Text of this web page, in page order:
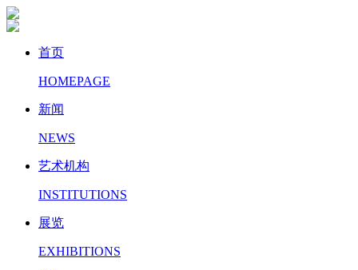
首页
HOMEPAGE
新闻
NEWS
艺术机构
INSTITUTIONS
展览
EXHIBITIONS